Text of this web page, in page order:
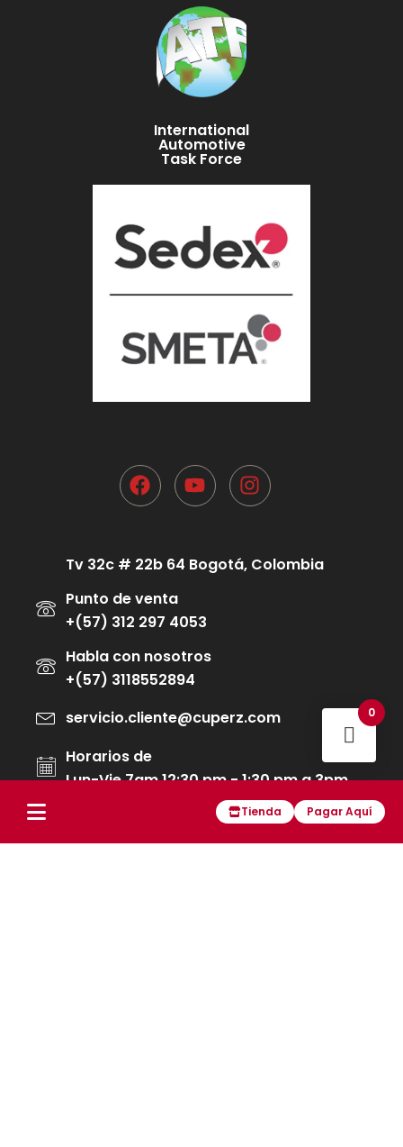
Tienda Pagar Aquí
International
Automotive
Task Force
Tv 32c # 22b 64 Bogotá, Colombia
Punto de venta
+(57) 312 297 4053
Habla con nosotros
+(57) 3118552894
servicio.cliente@cuperz.com
Horarios de
Lun-Vie 7am 12:30 pm - 1:30 pm a 3pm
Políticas de tratamiento de datos
0